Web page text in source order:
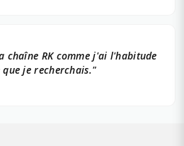
RK comme j'ai l'habitude
je recherchais."